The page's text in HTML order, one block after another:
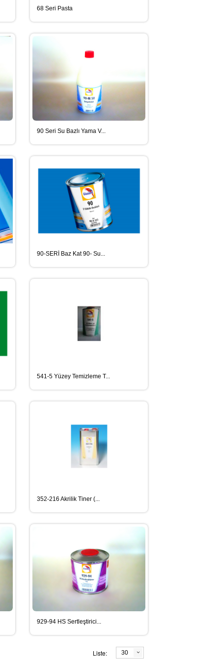
68 Seri Pasta
90 Seri Su Bazlı Yama V...
90-SERİ Baz Kat 90- Su...
541-5 Yüzey Temizleme T...
352-216 Akrilik Tiner (...
929-94 HS Sertleştirici...
Liste: 30